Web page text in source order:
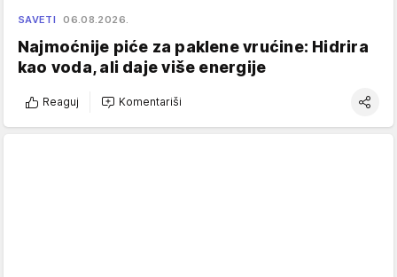
SAVETI 06.08.2026.
Najmoćnije piće za paklene vrućine: Hidrira
kao voda, ali daje više energije
Reaguj Komentariši